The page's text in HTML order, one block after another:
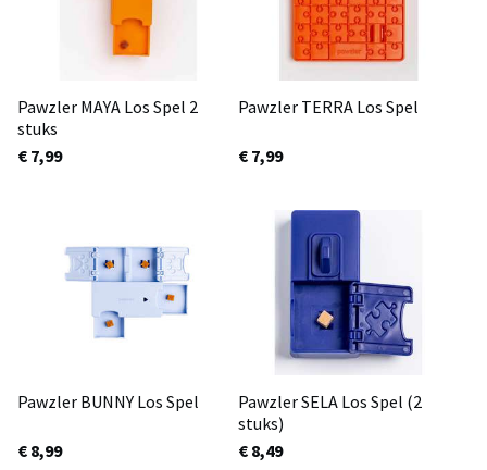
Pawzler MAYA Los Spel 2
stuks
€ 7,99
Pawzler TERRA Los Spel
€ 7,99
Pawzler BUNNY Los Spel
€ 8,99
Pawzler SELA Los Spel (2
stuks)
€ 8,49